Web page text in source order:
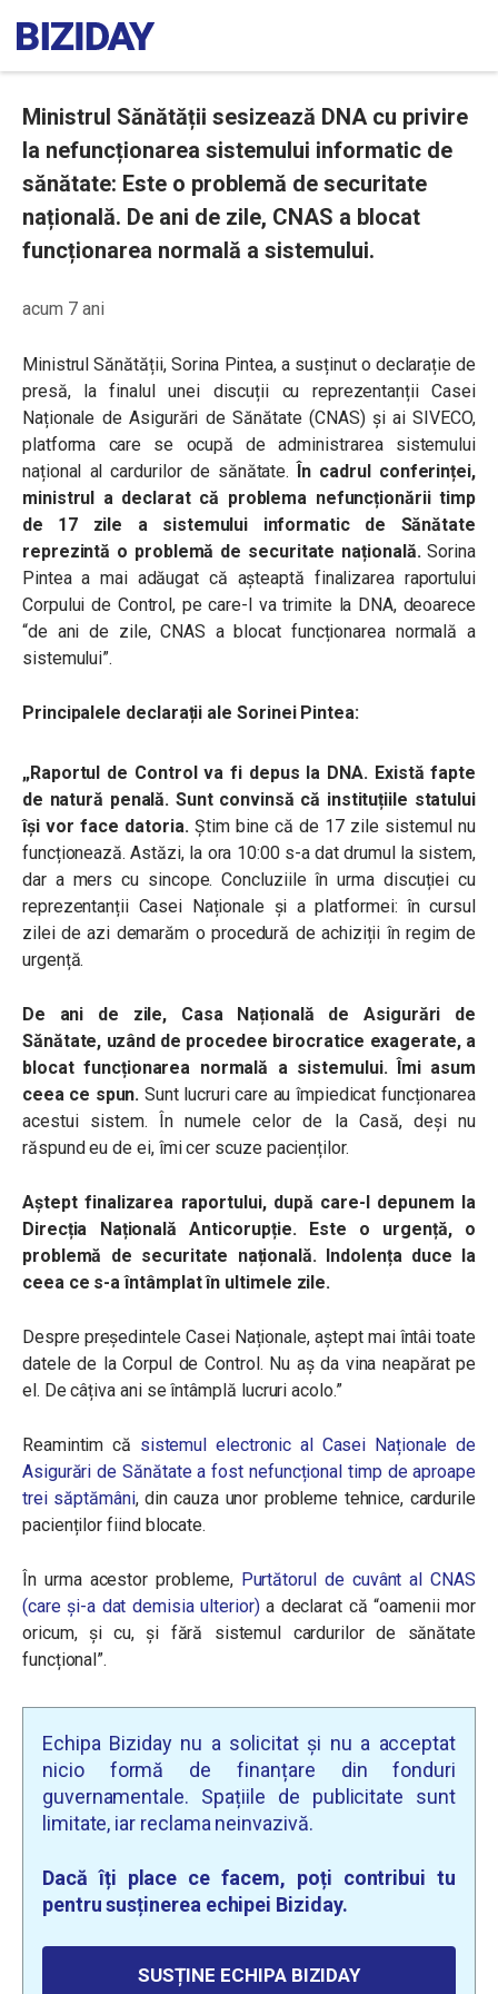
Ministrul Sănătății sesizează DNA cu privire
la nefuncționarea sistemului informatic de
sănătate: Este o problemă de securitate
națională. De ani de zile, CNAS a blocat
funcționarea normală a sistemului.
acum 7 ani
Ministrul Sănătății, Sorina Pintea, a susținut o declarație de
presă, la finalul unei discuții cu reprezentanții Casei
Naționale de Asigurări de Sănătate (CNAS) și ai SIVECO,
platforma care se ocupă de administrarea sistemului
național al cardurilor de sănătate. În cadrul conferinței,
ministrul a declarat că problema nefuncționării timp
de 17 zile a sistemului informatic de Sănătate
reprezintă o problemă de securitate națională.Sorina
Pintea a mai adăugat că așteaptă finalizarea raportului
Corpului de Control, pe care-l va trimite la DNA, deoarece
“de ani de zile, CNAS a blocat funcționarea normală a
sistemului”.
Principalele declarații ale Sorinei Pintea:
„Raportul de Control va fi depus la DNA. Există fapte
de natură penală. Sunt convinsă că instituțiile statului
își vor face datoria.Știm bine că de 17 zile sistemul nu
funcționează. Astăzi, la ora 10:00 s-a dat drumul la sistem,
dar a mers cu sincope. Concluziile în urma discuției cu
reprezentanții Casei Naționale și a platformei: în cursul
zilei de azi demarăm o procedură de achiziții în regim de
urgență.
De ani de zile, Casa Națională de Asigurări de
Sănătate, uzând de procedee birocratice exagerate, a
blocat funcționarea normală a sistemului. Îmi asum
ceea ce spun. Sunt lucruri care au împiedicat funcționarea
acestui sistem. În numele celor de la Casă, deși nu
răspund eu de ei, îmi cer scuze pacienților.
Aștept finalizarea raportului, după care-l depunem la
Direcția Națională Anticorupție. Este o urgență, o
problemă de securitate națională. Indolența duce la
ceea ce s-a întâmplat în ultimele zile.
Despre președintele Casei Naționale, aștept mai întâi toate
datele de la Corpul de Control. Nu aș da vina neapărat pe
el. De câțiva ani se întâmplă lucruri acolo.”
Reamintim că sistemul electronic al Casei Naționale de
Asigurări de Sănătate a fost nefuncțional timp de aproape
trei săptămâni, din cauza unor probleme tehnice, cardurile
pacienților fiind blocate.
În urma acestor probleme, Purtătorul de cuvânt al CNAS
(care și-a dat demisia ulterior)a declarat că “oamenii mor
oricum, și cu, și fără sistemul cardurilor de sănătate
funcțional”.
Echipa Biziday nu a solicitat și nu a acceptat
nicio formă de finanțare din fonduri
guvernamentale. Spațiile de publicitate sunt
limitate, iar reclama neinvazivă.
Dacă îți place ce facem, poți contribui tu
pentru susținerea echipei Biziday.
SUSȚINE ECHIPA BIZIDAY